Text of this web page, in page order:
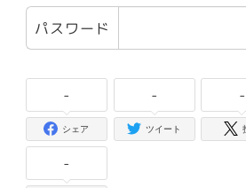
パスワード
-
シェア
-
ツイート
-
-